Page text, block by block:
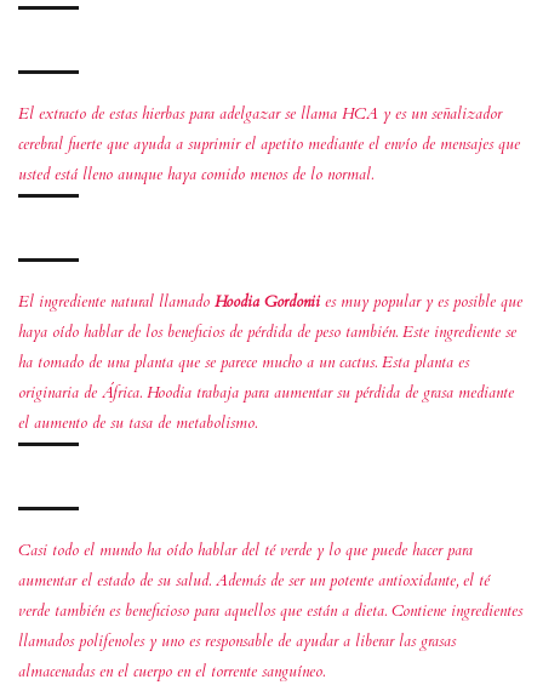
El extracto de estas hierbas para adelgazar se llama HCA y es un señalizador
cerebral fuerte que ayuda a suprimir el apetito mediante el envío de mensajes que
usted está lleno aunque haya comido menos de lo normal.
El ingrediente natural llamado Hoodia Gordoniies muy popular y es posible que
haya oído hablar de los beneficios de pérdida de peso también. Este ingrediente se
ha tomado de una planta que se parece mucho a un cactus. Esta planta es
originaria de África. Hoodia trabaja para aumentar su pérdida de grasa mediante
el aumento de su tasa de metabolismo.
Casi todo el mundo ha oído hablar del té verde y lo que puede hacer para
aumentar el estado de su salud. Además de ser un potente antioxidante, el té
verde también es beneficioso para aquellos que están a dieta. Contiene ingredientes
llamados polifenoles y uno es responsable de ayudar a liberar las grasas
almacenadas en el cuerpo en el torrente sanguíneo.